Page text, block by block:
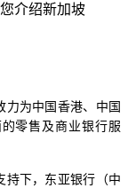
介绍新加坡
力为中国香港、中国
零售及商业银行服
持下，东亚银行（中